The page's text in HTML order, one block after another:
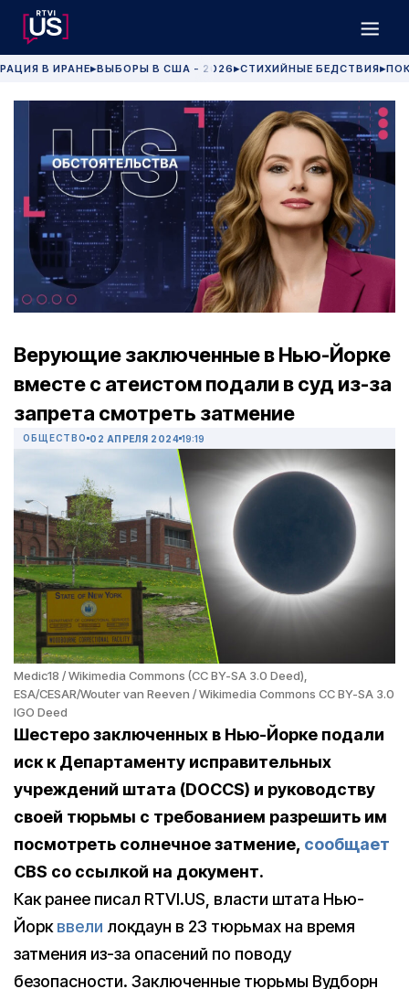
В ИРАНЕ▶ВЫБОРЫ В США - 2026 ▶СТИХИЙНЫЕ БЕДСТВИЯ▶
Верующие заключенные в Нью-Йорке
вместе с атеистом подали в суд из-за
запрета смотреть затмение
ОБЩЕСТВО 02 АПРЕЛЯ 2024 19:19
Medic18 / Wikimedia Commons (CC BY-SA 3.0 Deed),
ESA/CESAR/Wouter van Reeven / Wikimedia Commons CC BY-SA 3.0
IGO Deed
Шестеро заключенных в Нью-Йорке подали
иск к Департаменту исправительных
учреждений штата (DOCCS) и руководству
своей тюрьмы с требованием разрешить им
посмотреть солнечное затмение, сообщает
CBS со ссылкой на документ.
Как ранее писал RTVI.US, власти штата Нью-
Йоркввели локдаун в 23 тюрьмах на время
затмения из-за опасений по поводу
безопасности. Заключенные тюрьмы Вудборн